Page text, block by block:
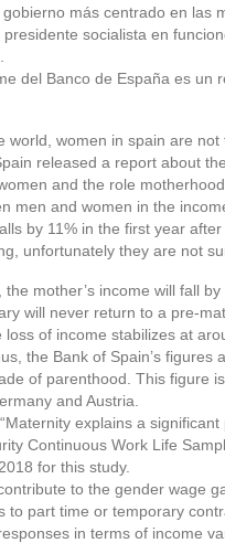
más centrado en las
socialista en
del Banco de España es un
world, women in spain are
released a report about
and the role
men and women in the
by 11% in the first year
unfortunately they are not
mother’s income will fall
will never return to a pre-
of income stabilizes at
the Bank of Spain’s figures
of parenthood. This figure
and Austria.
explains a
Continuous Work Life
for this study.
to the gender wage
to part time or temporary
in terms of income